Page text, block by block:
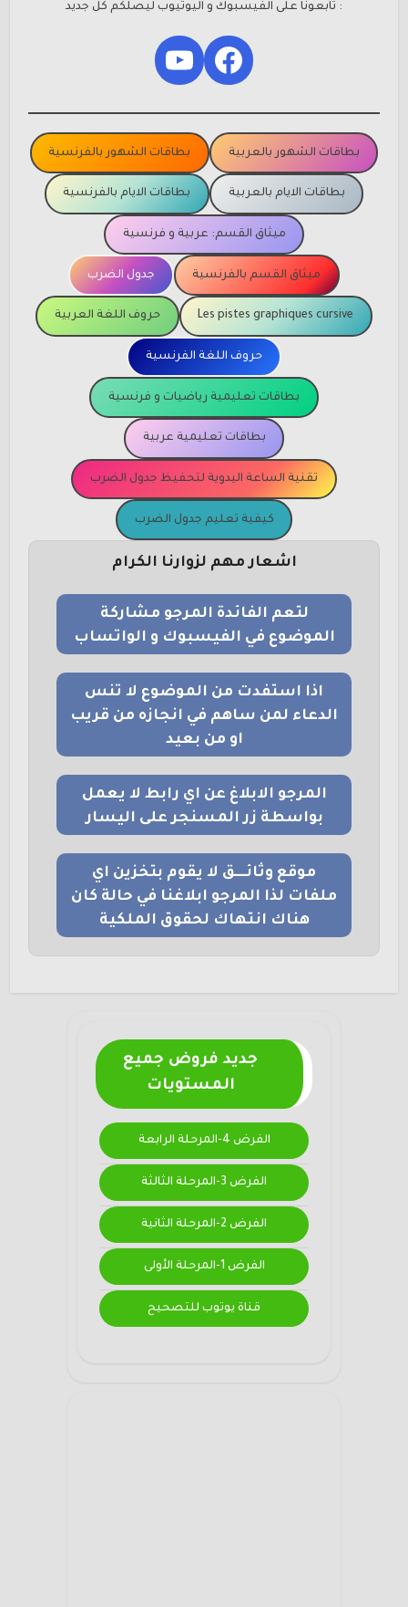
: تابعونا على الفيسبوك و اليوتيوب ليصلكم كل جديد
Facebook
YouTube
بطاقات الشهور بالعربية بطاقات الشهور بالفرنسية
بطاقات الايام بالعربية بطاقات الايام بالفرنسية
ميثاق القسم: عربية و فرنسية
ميثاق القسم بالفرنسية جدول الضرب
Les pistes graphiques cursive حروف اللغة العربية
حروف اللغة الفرنسية
بطاقات تعليمية رياضيات و فرنسية
بطاقات تعليمية عربية
تقنية الساعة اليدوية لتحفيظ جدول الضرب
كيفية تعليم جدول الضرب
اشعار مهم لزوارنا الكرام
لتعم الفائدة المرجو مشاركة
الموضوع في الفيسبوك و الواتساب
اذا استفدت من الموضوع لا تنس
الدعاء لمن ساهم في انجازه من قريب
او من بعيد
المرجو الابلاغ عن اي رابط لا يعمل
بواسطة زر المسنجر على اليسار
موقع وثائــــق لا يقوم بتخزين اي
ملفات لذا المرجو ابلاغنا في حالة كان
هناك انتهاك لحقوق الملكية
جديد فروض جميع
المستويات
الفرض 4-المرحلة الرابعة
الفرض 3-المرحلة الثالثة
الفرض 2-المرحلة الثانية
الفرض 1-المرحلة الأولى
قناة يوتوب للتصحيح